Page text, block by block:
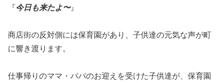
『今日も来たよ〜』
商店街の反対側には保育園があり、子供達の元気な声が町
に響き渡ります。
仕事帰りのママ・パパのお迎えを受けた子供達が、保育園